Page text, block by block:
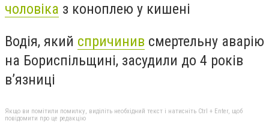
чоловіка з коноплею у кишені
Водія, який спричинив смертельну аварію
на Бориспільщині, засудили до 4 років
в’язниці
Якщо ви помітили помилку, виділіть необхідний текст і натисніть Ctrl + Enter, щоб
повідомити про це редакцію